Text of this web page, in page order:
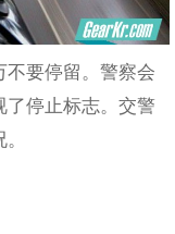
要停留。警察会
了停止标志。交警